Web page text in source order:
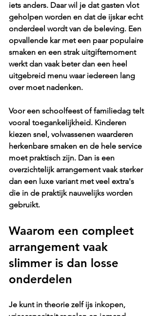
iets anders. Daar wil je dat gasten vlot
geholpen worden en dat de ijskar echt
onderdeel wordt van de beleving. Een
opvallende kar met een paar populaire
smaken en een strak uitgiftemoment
werkt dan vaak beter dan een heel
uitgebreid menu waar iedereen lang
over moet nadenken.
Voor een schoolfeest of familiedag telt
vooral toegankelijkheid. Kinderen
kiezen snel, volwassenen waarderen
herkenbare smaken en de hele service
moet praktisch zijn. Dan is een
overzichtelijk arrangement vaak sterker
dan een luxe variant met veel extra's
die in de praktijk nauwelijks worden
gebruikt.
Waarom een compleet
arrangement vaak
slimmer is dan losse
onderdelen
Je kunt in theorie zelf ijs inkopen,